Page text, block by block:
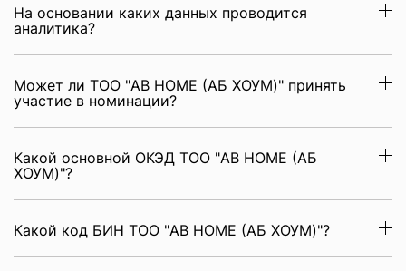
На основании каких данных проводится
аналитика?
Может ли ТОО "AB HOME (АБ ХОУМ)" принять
участие в номинации?
Какой основной ОКЭД ТОО "AB HOME (АБ
ХОУМ)"?
Какой код БИН ТОО "AB HOME (АБ ХОУМ)"?